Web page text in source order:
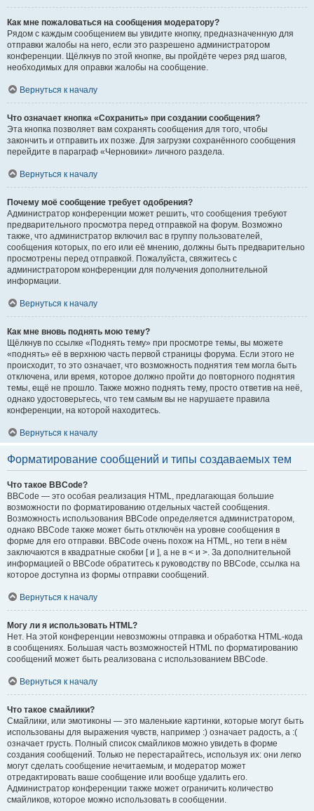
Как мне пожаловаться на сообщения модератору?
Рядом с каждым сообщением вы увидите кнопку, предназначенную для
отправки жалобы на него, если это разрешено администратором
конференции. Щёлкнув по этой кнопке, вы пройдёте через ряд шагов,
необходимых для оправки жалобы на сообщение.
Вернуться к началу
Что означает кнопка «Сохранить» при создании сообщения?
Эта кнопка позволяет вам сохранять сообщения для того, чтобы
закончить и отправить их позже. Для загрузки сохранённого сообщения
перейдите в параграф «Черновики» личного раздела.
Вернуться к началу
Почему моё сообщение требует одобрения?
Администратор конференции может решить, что сообщения требуют
предварительного просмотра перед отправкой на форум. Возможно
также, что администратор включил вас в группу пользователей,
сообщения которых, по его или её мнению, должны быть предварительно
просмотрены перед отправкой. Пожалуйста, свяжитесь с
администратором конференции для получения дополнительной
информации.
Вернуться к началу
Как мне вновь поднять мою тему?
Щёлкнув по ссылке «Поднять тему» при просмотре темы, вы можете
«поднять» её в верхнюю часть первой страницы форума. Если этого не
происходит, то это означает, что возможность поднятия тем могла быть
отключена, или время, которое должно пройти до повторного поднятия
темы, ещё не прошло. Также можно поднять тему, просто ответив на неё,
однако удостоверьтесь, что тем самым вы не нарушаете правила
конференции, на которой находитесь.
Вернуться к началу
Форматирование сообщений и типы создаваемых тем
Что такое BBCode?
BBCode — это особая реализация HTML, предлагающая большие
возможности по форматированию отдельных частей сообщения.
Возможность использования BBCode определяется администратором,
однако BBCode также может быть отключён на уровне сообщения в
форме для его отправки. BBCode очень похож на HTML, но теги в нём
заключаются в квадратные скобки [ и ], а не в < и >. За дополнительной
информацией о BBCode обратитесь к руководству по BBCode, ссылка на
которое доступна из формы отправки сообщений.
Вернуться к началу
Могу ли я использовать HTML?
Нет. На этой конференции невозможны отправка и обработка HTML-кода
в сообщениях. Большая часть возможностей HTML по форматированию
сообщений может быть реализована с использованием BBCode.
Вернуться к началу
Что такое смайлики?
Смайлики, или эмотиконы — это маленькие картинки, которые могут быть
использованы для выражения чувств, например :) означает радость, а :(
означает грусть. Полный список смайликов можно увидеть в форме
создания сообщений. Только не перестарайтесь, используя их: они легко
могут сделать сообщение нечитаемым, и модератор может
отредактировать ваше сообщение или вообще удалить его.
Администратор конференции также может ограничить количество
смайликов, которое можно использовать в сообщении.